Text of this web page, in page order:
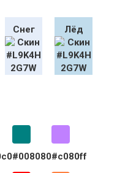
Снег Лёд
#008080#c080ff